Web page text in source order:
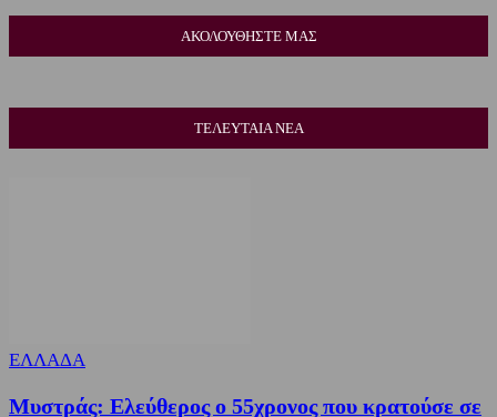
ΑΚΟΛΟΥΘΗΣΤΕ ΜΑΣ
ΤΕΛΕΥΤΑΙΑ ΝΕΑ
ΕΛΛΑΔΑ
Μυστράς: Ελεύθερος ο 55χρονος που κρατούσε σε